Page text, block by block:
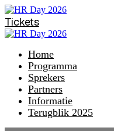
Tickets
Home
Programma
Sprekers
Partners
Informatie
Terugblik 2025